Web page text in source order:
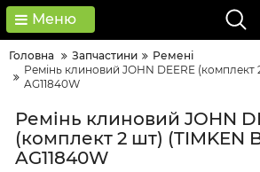
Меню
Головна Запчастини
Ремені
Ремінь клиновий JOHN DEERE (комплект
AG11840W
Ремінь клиновий JOHN
(комплект 2 шт) (TIMKEN
AG11840W